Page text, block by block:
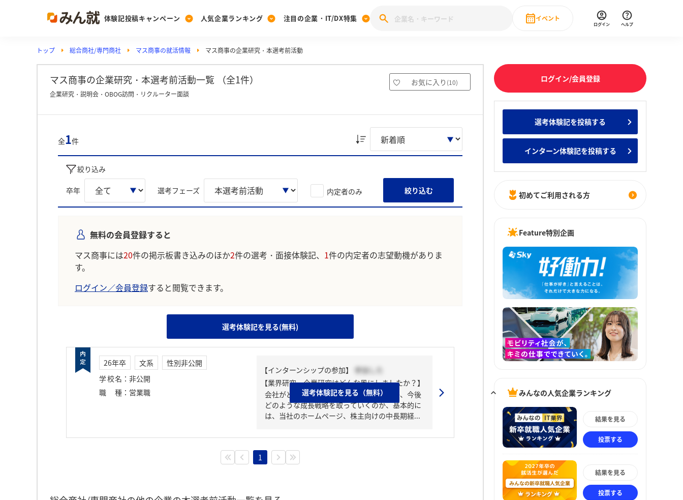
体験記投稿キャンペーン
Post
投稿する
[27卒] 本選考体験記投稿キャンペーン
人気企業ランキング
Ranking
ランキングを見る
Vote みんなの新卒就職人気企業ランキング みんなのインターン人気企業ランキ
注目の企業・IT/DX特集
PickUp
注目の企業特集
28卒 IT・DX現場社員インタビュー
イベント
直近のイベント一覧
ログイン ヘルプ
トップ 総合商社/専門商社 マス商事の就活情報 マス商事の企業研究・本選考前活動
マス商事の企業研究・本選考前活動一覧 （全1件） お気に入り (10)
企業研究・説明会・OBOG訪問・リクルーター面談
全1件
絞り込み
卒年 選考フェーズ 内定者のみ 絞り込む
無料の会員登録すると
マス商事には20件の掲示板書き込みのほか2件の選考・面接体験記、 1件の内定者の志望動機がありま
す。
ログイン／会員登録すると閲覧できます。
選考体験記を見る(無料)
26年卒 文系
性別非公開
学校名 ： 非公開
職種 ： 営業職
【インターンシップの参加】
参加した
【業界研究・企業研究はどんな風にしましたか？】
会社がどのような事業を展開しているのか、今後
どのような成長戦略を取っていくのか、基本的に
は、当社のホームページ、株主向けの中長期経...
選考体験記を見る（無料）
1
ログイン/会員登録
選考体験記を投稿する
インターン体験記を投稿する
初めてご利用される方
Feature特別企画
みんなの人気企業ランキング
結果を見る
投票する
結果を見る
投票する